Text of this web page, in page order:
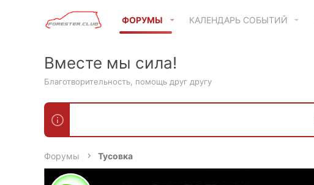
ФОРУМЫ КАЛЕНДАРЬ СОБЫТИЙ
Вместе мы сила!
Благотворительность, помощь друг другу
Форумы Тусовка